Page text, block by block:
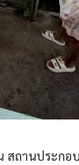
สถานประก